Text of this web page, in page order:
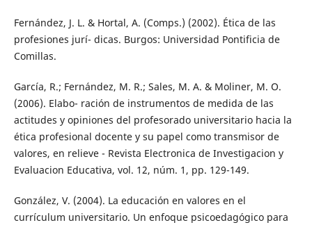
Fernández, J. L. & Hortal, A. (Comps.) (2002). Ética de las
profesiones jurí- dicas. Burgos: Universidad Pontificia de
Comillas.
García, R.; Fernández, M. R.; Sales, M. A. & Moliner, M. O.
(2006). Elabo- ración de instrumentos de medida de las
actitudes y opiniones del profesorado universitario hacia la
ética profesional docente y su papel como transmisor de
valores, en relieve - Revista Electronica de Investigacion y
Evaluacion Educativa, vol. 12, núm. 1, pp. 129-149.
González, V. (2004). La educación en valores en el
currículum universitario. Un enfoque psicoedagógico para